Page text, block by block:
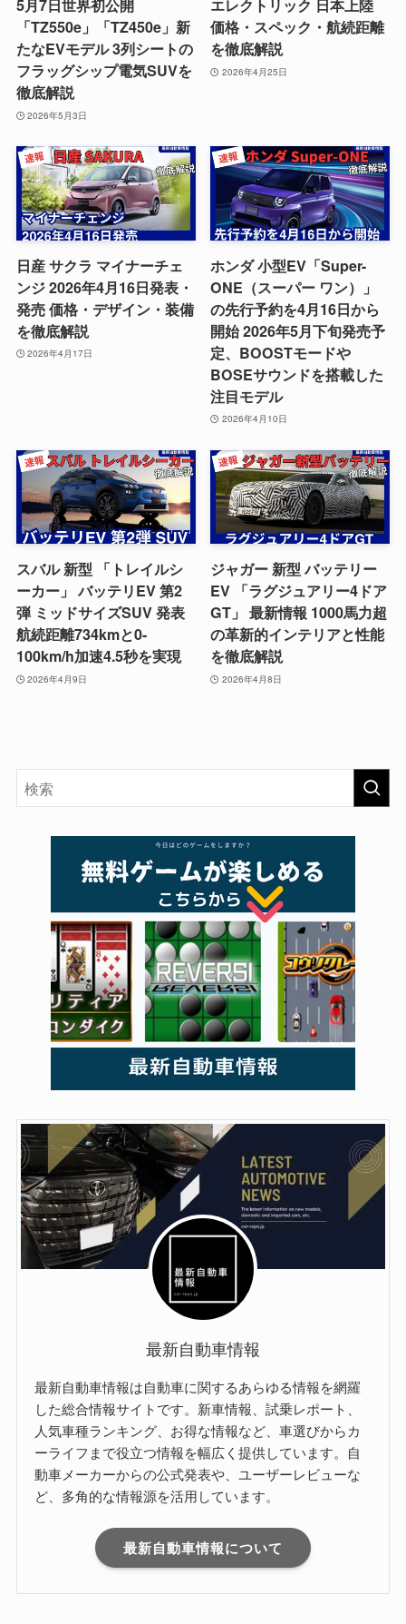
5月7日世界初公開
「TZ550e」「TZ450e」新
たなEVモデル 3列シートの
フラッグシップ電気SUVを
徹底解説
2026年5月3日
エレクトリック 日本上陸
価格・スペック・航続距離
を徹底解説
2026年4月25日
日産 サクラ マイナーチェ
ンジ 2026年4月16日発表・
発売 価格・デザイン・装備
を徹底解説
2026年4月17日
ホンダ 小型EV「Super-
ONE（スーパー ワン）」
の先行予約を4月16日から
開始 2026年5月下旬発売予
定、BOOSTモードや
BOSEサウンドを搭載した
注目モデル
2026年4月10日
スバル 新型 「トレイルシ
ーカー」 バッテリEV 第2
弾 ミッドサイズSUV 発表
航続距離734kmと0-
100km/h加速4.5秒を実現
2026年4月9日
ジャガー 新型 バッテリー
EV 「ラグジュアリー4ドア
GT」 最新情報 1000馬力超
の革新的インテリアと性能
を徹底解説
2026年4月8日
最新自動車情報
最新自動車情報は自動車に関するあらゆる情報を網羅
した総合情報サイトです。新車情報、試乗レポート、
人気車種ランキング、お得な情報など、車選びからカ
ーライフまで役立つ情報を幅広く提供しています。自
動車メーカーからの公式発表や、ユーザーレビューな
ど、多角的な情報源を活用しています。
最新自動車情報について